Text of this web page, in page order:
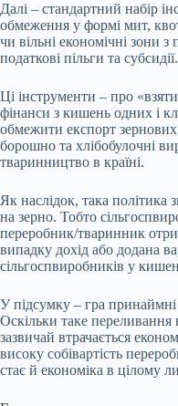
Далі – стандартний набір
обмеження у формі мит,
чи вільні економічні зони
податкові пільги та субсидії.
Ці інструменти – про
фінанси з кишень одних і
обмежити експорт
борошно та хлібобулочні
тваринництво в країні.
Як наслідок, така політика
на зерно. Тобто
переробник/тваринник
випадку дохід або додана
сільгоспвиробників у
У підсумку – гра
Оскільки таке переливання
зазвичай втрачається
високу собівартість
стає й економіка в цілому